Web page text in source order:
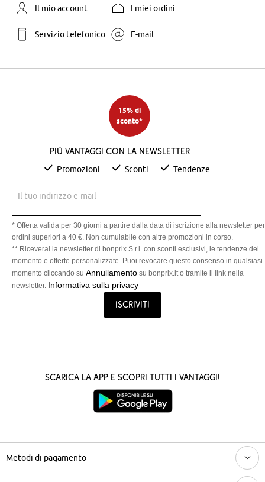
Il mio account I miei ordini
Servizio telefonico E-mail
15% di
sconto*
Più vantaggi con la newsletter
Promozioni Sconti Tendenze
Il tuo indirizzo e-mail
* Offerta valida per 30 giorni a partire dalla data di iscrizione alla newsletter per
ordini superiori a 40 €. Non cumulabile con altre promozioni in corso.
** Riceverai la newsletter di bonprix S.r.l. con sconti esclusivi, le tendenze del
momento e offerte personalizzate. Puoi revocare questo consenso in qualsiasi
momento cliccando su Annullamento su bonprix.it o tramite il link nella
newsletter. Informativa sulla privacy
Iscriviti
Scarica la App e scopri tutti i vantaggi!
Metodi di pagamento